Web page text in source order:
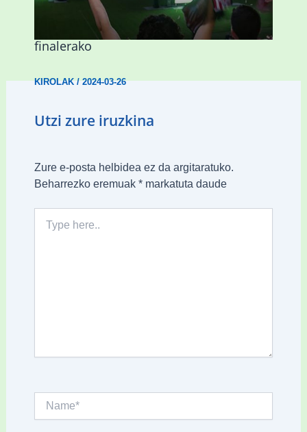
Abadiñok eta Ermuak ere pantaila
erraldoiak jarriko dituzte Kopako
finalerako
KIROLAK/2024-03-26
Utzi zure iruzkina
Zure e-posta helbidea ez da argitaratuko.
Beharrezko eremuak *markatuta daude
here..
Name*